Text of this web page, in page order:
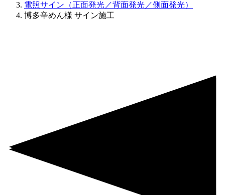
電照サイン（正面発光／背面発光／側面発光）
博多辛めん様 サイン施工